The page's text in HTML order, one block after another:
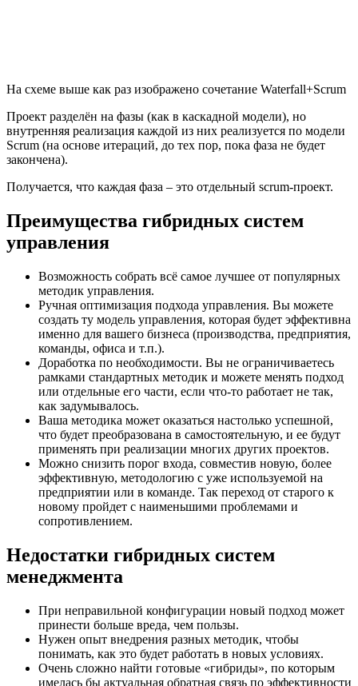
На схеме выше как раз изображено сочетание Waterfall+Scrum
Проект разделён на фазы (как в каскадной модели), но
внутренняя реализация каждой из них реализуется по модели
Scrum (на основе итераций, до тех пор, пока фаза не будет
закончена).
Получается, что каждая фаза – это отдельный scrum-проект.
Преимущества гибридных систем
управления
Возможность собрать всё самое лучшее от популярных
методик управления.
Ручная оптимизация подхода управления. Вы можете
создать ту модель управления, которая будет эффективна
именно для вашего бизнеса (производства, предприятия,
команды, офиса и т.п.).
Доработка по необходимости. Вы не ограничиваетесь
рамками стандартных методик и можете менять подход
или отдельные его части, если что-то работает не так,
как задумывалось.
Ваша методика может оказаться настолько успешной,
что будет преобразована в самостоятельную, и ее будут
применять при реализации многих других проектов.
Можно снизить порог входа, совместив новую, более
эффективную, методологию с уже используемой на
предприятии или в команде. Так переход от старого к
новому пройдет с наименьшими проблемами и
сопротивлением.
Недостатки гибридных систем
менеджмента
При неправильной конфигурации новый подход может
принести больше вреда, чем пользы.
Нужен опыт внедрения разных методик, чтобы
понимать, как это будет работать в новых условиях.
Очень сложно найти готовые «гибриды», по которым
имелась бы актуальная обратная связь по эффективности